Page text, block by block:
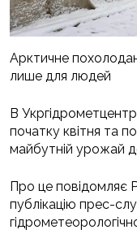
Арктичне
лише для людей
В
початку квітня та
майбутній урожай
Про це повідомляє
публікацію прес-